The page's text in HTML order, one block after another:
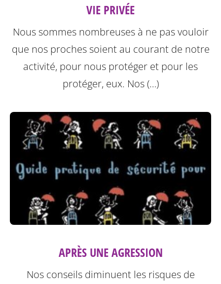
VIE PRIVÉE
Nous sommes nombreuses à ne pas vouloir
que nos proches soient au courant de notre
activité, pour nous protéger et pour les
protéger, eux. Nos (…)
APRÈS UNE AGRESSION
Nos conseils diminuent les risques de